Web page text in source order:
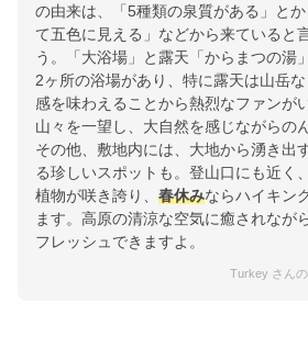
の由来は、「5種類の泉質がある」と
て五色に見える」などから来ていると
う。「大浴場」と露天「からまつの湯
2ヶ所の浴場があり、特に露天は山岳
感を味わえることから熱烈なファンが
山々を一望し、大自然を感じながらの
その他、敷地内には、大地から湧き出
る珍しいスポットも。登山口にも近く
植物が咲き誇り、 春休みならハイキン
ます。高原の清涼な空気に癒されなが
フレッシュできますよ。
Turkey さんの